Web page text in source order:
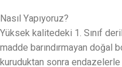
Nasıl Yapıyoruz?
Yüksek kalitedeki 1. Sınıf
madde barındırmayan doğal
kuruduktan sonra